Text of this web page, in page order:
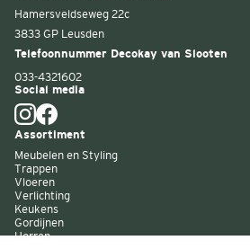
Hamersveldseweg 22c
3833 GP Leusden
Telefoonnummer Decokay van Slooten
033-4321602
Social media
Assortiment
Meubelen en Styling
Trappen
Vloeren
Verlichting
Keukens
Gordijnen
Horren